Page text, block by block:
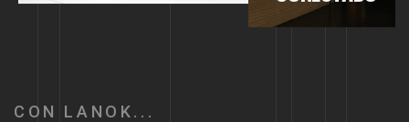
C O N LA N O K. . .